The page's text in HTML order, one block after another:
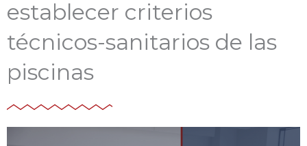
establecer criterios
técnicos-sanitarios de las
piscinas